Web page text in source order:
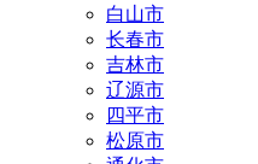
白山市
长春市
吉林市
辽源市
四平市
松原市